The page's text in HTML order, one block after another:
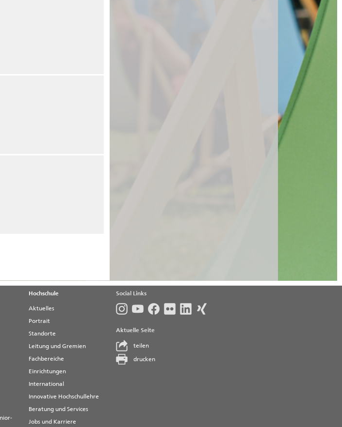
Hochschule
Aktuelles
Portrait
Standorte
Leitung und Gremien
Fachbereiche
Einrichtungen
International
Innovative Hochschullehre
Beratung und Services
Jobs und Karriere
Social Links
Aktuelle Seite
teilen
drucken